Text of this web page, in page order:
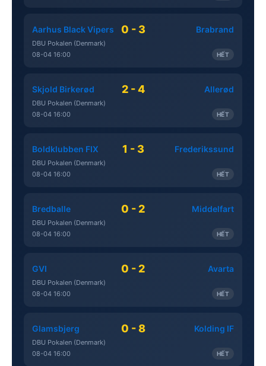
Aarhus Black Vipers 0 - 3 Brabrand
DBU Pokalen (Denmark)
08-04 16:00
HẾT
Skjold Birkerød 2 - 4 Allerød
DBU Pokalen (Denmark)
08-04 16:00
HẾT
Boldklubben FIX 1 - 3 Frederikssund
DBU Pokalen (Denmark)
08-04 16:00
HẾT
Bredballe 0 - 2 Middelfart
DBU Pokalen (Denmark)
08-04 16:00
HẾT
GVI 0 - 2 Avarta
DBU Pokalen (Denmark)
08-04 16:00
HẾT
Glamsbjerg 0 - 8 Kolding IF
DBU Pokalen (Denmark)
08-04 16:00
HẾT